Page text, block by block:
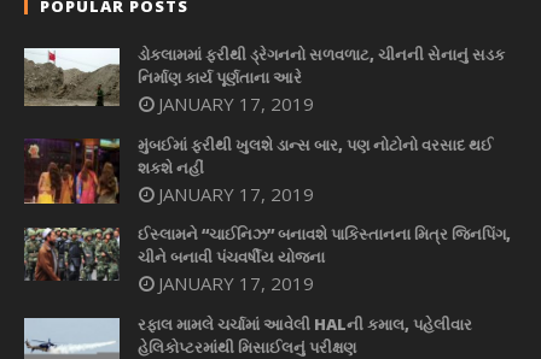
POPULAR POSTS
ડોકલામમાં ફરીથી ડ્રેગનનો સળવળાટ, ચીનની સેનાનું સડક
નિર્માણ કાર્ય પૂર્ણતાના આરે
JANUARY 17, 2019
મુંબઈમાં ફરીથી ખુલશે ડાન્સ બાર, પણ નોટોનો વરસાદ થઈ
શકશે નહીં
JANUARY 17, 2019
ઈસ્લામને “ચાઈનિઝ” બનાવશે પાકિસ્તાનના મિત્ર જિનપિંગ,
ચીને બનાવી પંચવર્ષીય યોજના
JANUARY 17, 2019
રફાલ મામલે ચર્ચામાં આવેલી HALની કમાલ, પહેલીવાર
હેલિકોપ્ટરમાંથી મિસાઈલનું પરીક્ષણ